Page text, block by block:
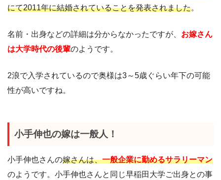
にて2011年に結婚されていることを発表されました。
名前・出身などの詳細は分からなかったですが、 お嫁さん
は大学時代の後輩のようです。
2浪で入学されているので奥様は3～5歳ぐらい年下の可能
性が高いですね。
小手伸也の嫁は一般人！
小手伸也さんの嫁さんは、一般企業に勤めるサラリーマン
のようです。小手伸也さんと同じ早稲田大学ご出身との事